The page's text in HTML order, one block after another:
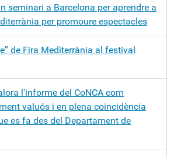
seminari a Barcelona per aprendre a
per promoure espectacles
de Fira Mediterrània al festival
l'informe del CoNCA com
valuós i en plena coincidència
es fa des del Departament de